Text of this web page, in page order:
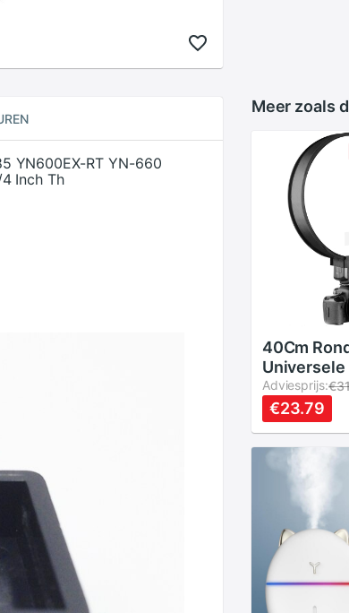
YN600EX-RT YN-660
Inch Th
Meer zoals
40Cm
Speedlight
Flash
Soft Box
Adviesprijs:
€23.79